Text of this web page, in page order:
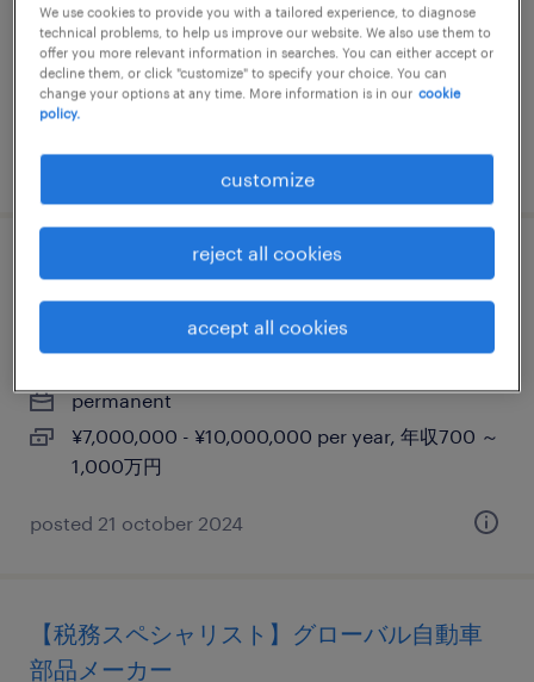
埼玉県蕨市, 埼玉県
temporary
¥1600.00 per hour
posted 16 april 2026
オンサイト プロジェクト リーダー(ブリッジ
エンジニア)
permanent
¥7,000,000 - ¥10,000,000 per year, 年収700 ～
1,000万円
posted 21 october 2024
【税務スペシャリスト】グローバル自動車
部品メーカー
We use cookies to provide you with a tailored experience, to diagnose
technical problems, to help us improve our website. We also use them to
offer you more relevant information in searches. You can either accept or
decline them, or click "customize" to specify your choice. You can
change your options at any time. More information is in our cookie
policy.
customize
reject all cookies
accept all cookies